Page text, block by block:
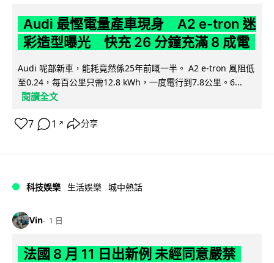
Audi 最慳電量產車現身 A2 e-tron 迷
彩造型曝光 快充 26 分鐘充滿 8 成電
Audi 呢部新車，能耗竟然係25年前嘅一半。 A2 e-tron 風阻低
至0.24，每百公里只需12.8 kWh，一度電行到7.8公里。6...
閱讀全文
7 1 ↗ 分享
科技娛樂 生活娛樂 城中熱話
Vin 1 日
法國 8 月 11 日出新例 未經同意嚴禁